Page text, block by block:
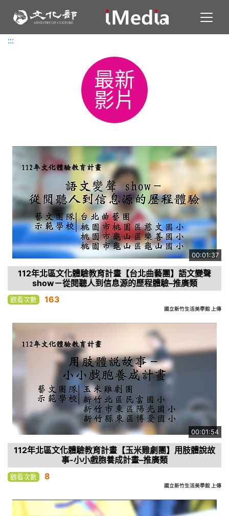
:::
:::
最新
影片
00:01:37
112年北區文化體驗教育計畫【台北曲藝團】語文變聲
show－從閱聽人到信息源的歷程體驗–推廣類
觀看次數 163
國立新竹生活美學館 上傳
00:01:54
112年北區文化體驗教育計畫【玉米雞劇團】用肢體說故
事-小小戲胞養成計畫–推廣類
觀看次數 8
國立新竹生活美學館 上傳